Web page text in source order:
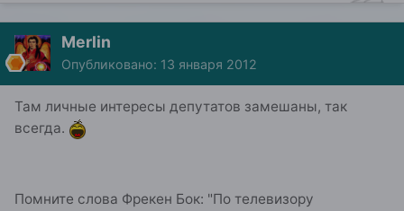
Merlin
Опубликовано: 13 января 2012
Там личные интересы депутатов замешаны, так
всегда.
Помните слова Фрекен Бок: "По телевизору